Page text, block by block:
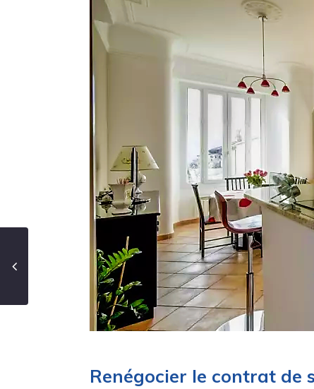
Renégocier le contrat de